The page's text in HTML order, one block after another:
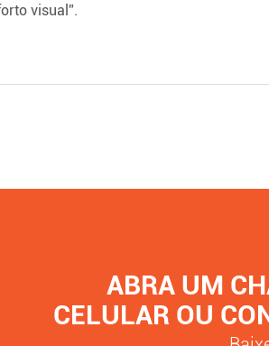
visual”.
ABRA UM
CELULAR OU